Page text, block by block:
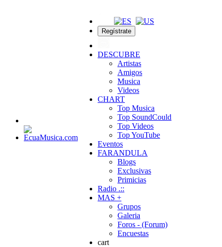
Regístrate
DESCUBRE
Artistas
Amigos
Musica
Videos
CHART
Top Musica
Top SoundCould
Top Videos
Top YouTube
Eventos
FARANDULA
Blogs
Exclusivas
Primicias
Radio .::
MAS +
Grupos
Galeria
Foros - (Forum)
Encuestas
cart